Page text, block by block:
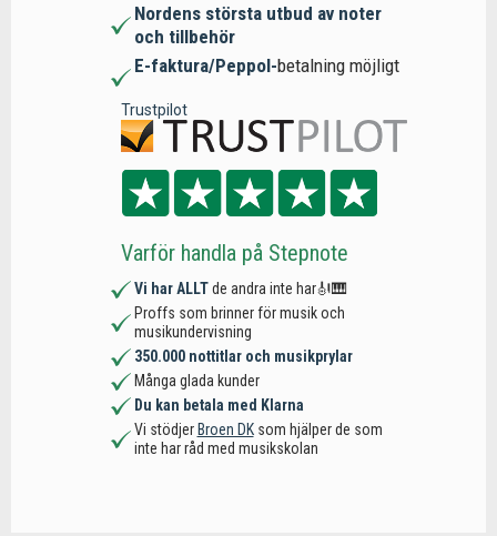
Nordens största utbud av noter
och tillbehör
E-faktura/Peppol-betalning möjligt
Trustpilot
Varför handla på Stepnote
Vi har ALLTde andra inte har🎻🎹
Proffs som brinner för musik och
musikundervisning
350.000 nottitlar och musikprylar
Många glada kunder
Du kan betala med Klarna
Vi stödjer Broen DKsom hjälper de som
inte har råd med musikskolan